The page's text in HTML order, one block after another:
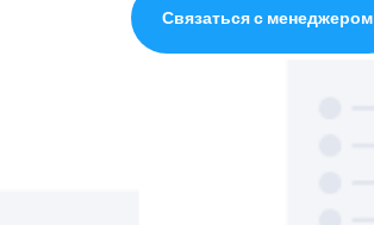
Связаться с менеджером